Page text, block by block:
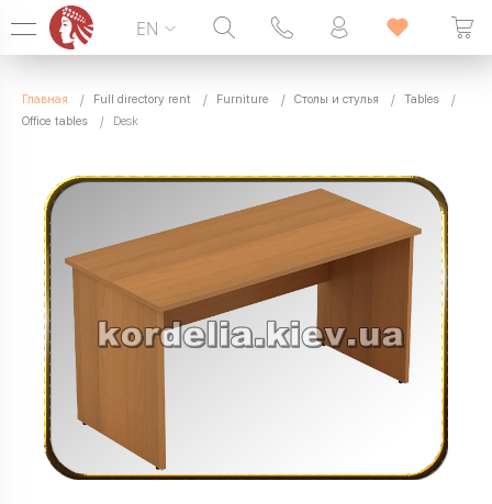
099 338 00 22
SEVEN DAYS A WEEK
EN
Главная Full directory rent Furniture Столы и стулья
Tables
Office tables
Desk